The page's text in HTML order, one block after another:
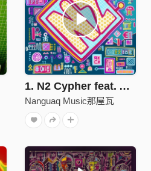
1. N2 Cypher feat. ABAO阿爆
Nanguaq Music那屋瓦